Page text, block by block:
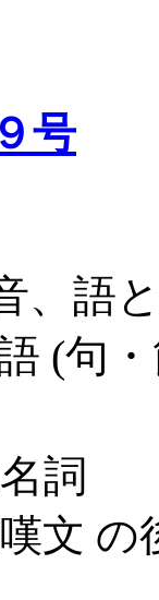
号
、語
(句
詞
文